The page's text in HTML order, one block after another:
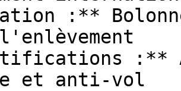
:**
:**
et anti-vol